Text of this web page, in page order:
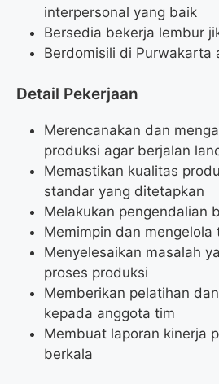
interpersonal yang baik
Bersedia bekerja lembur
Berdomisili di Purwakarta
Detail Pekerjaan
Merencanakan dan
produksi agar berjalan
Memastikan kualitas
standar yang ditetapkan
Melakukan pengendalian
Memimpin dan mengelola
Menyelesaikan masalah
proses produksi
Memberikan pelatihan
kepada anggota tim
Membuat laporan kinerja
berkala